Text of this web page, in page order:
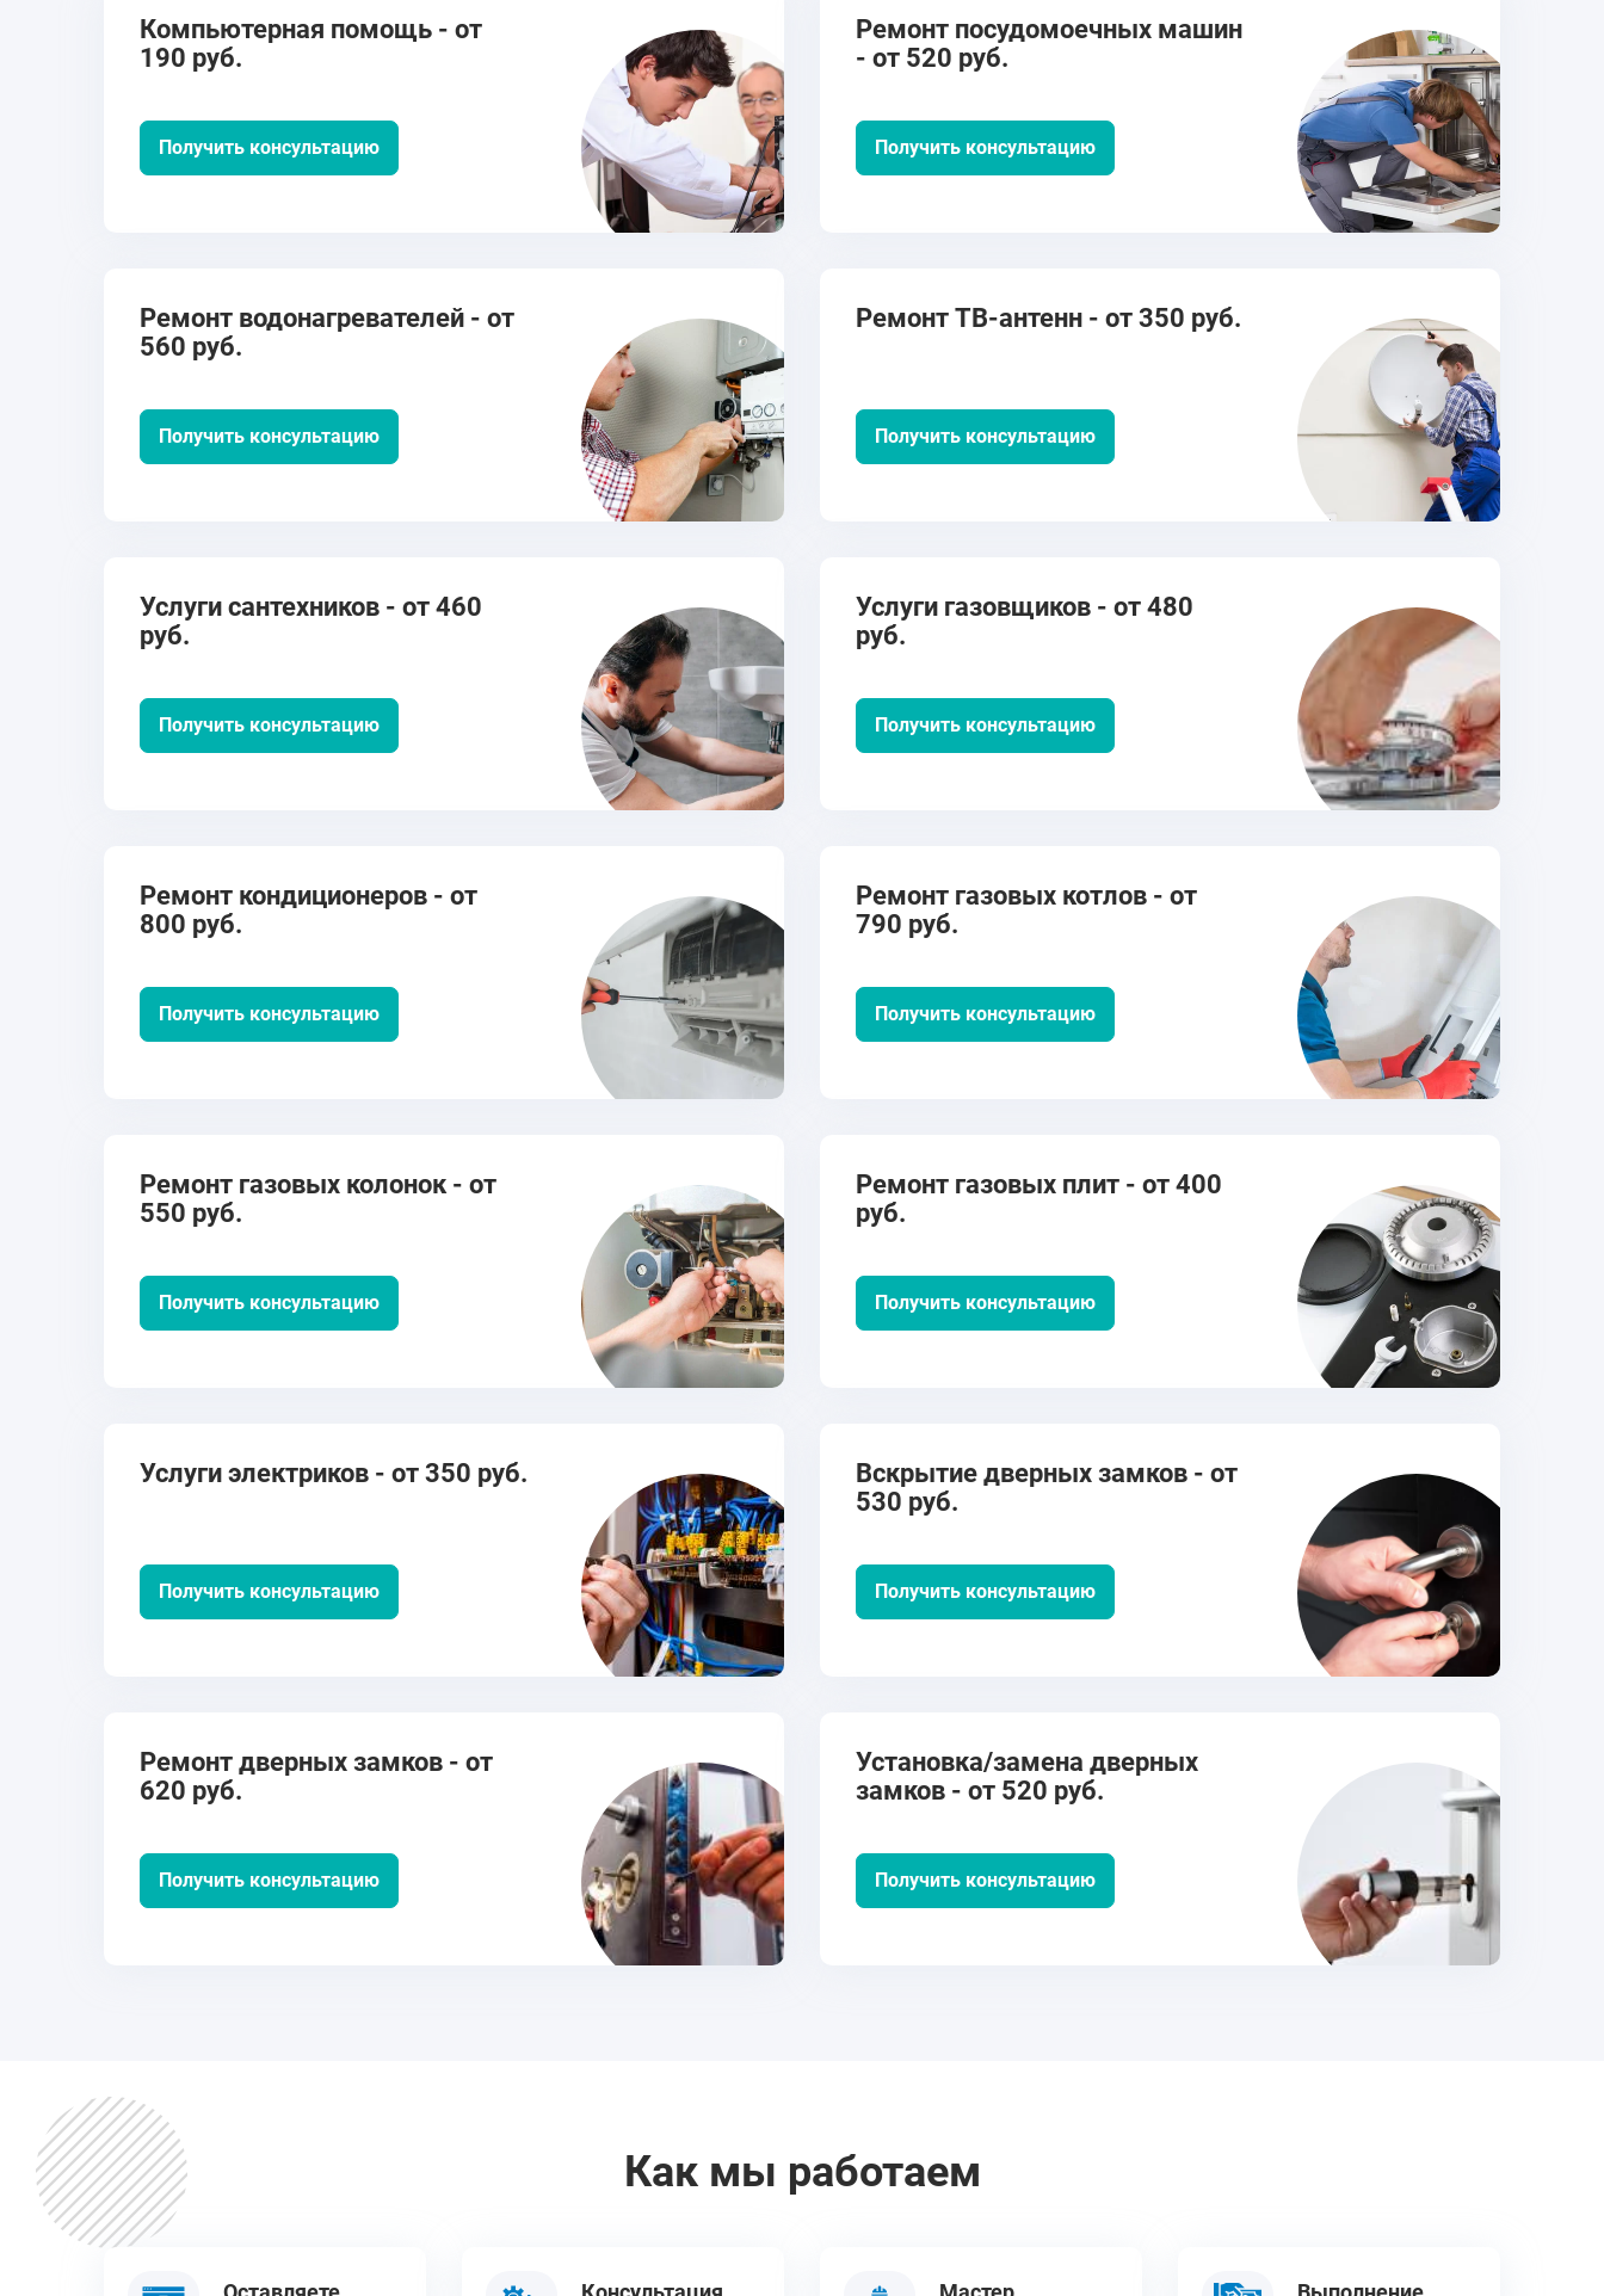
Компьютерная помощь - от
190 руб.
Получить консультацию
Ремонт посудомоечных машин
- от 520 руб.
Получить консультацию
Ремонт водонагревателей - от
560 руб.
Получить консультацию
Ремонт ТВ-антенн - от 350 руб.
Получить консультацию
Услуги сантехников - от 460
руб.
Получить консультацию
Услуги газовщиков - от 480
руб.
Получить консультацию
Ремонт кондиционеров - от
800 руб.
Получить консультацию
Ремонт газовых котлов - от
790 руб.
Получить консультацию
Ремонт газовых колонок - от
550 руб.
Получить консультацию
Ремонт газовых плит - от 400
руб.
Получить консультацию
Услуги электриков - от 350 руб.
Получить консультацию
Вскрытие дверных замков - от
530 руб.
Получить консультацию
Ремонт дверных замков - от
620 руб.
Получить консультацию
Установка/замена дверных
замков - от 520 руб.
Получить консультацию
Как мы работаем